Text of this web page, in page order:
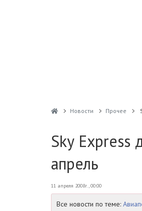
Новости Прочее
Sky Express
апрель
11 апреля 2008г., 00:00
Все новости по теме: